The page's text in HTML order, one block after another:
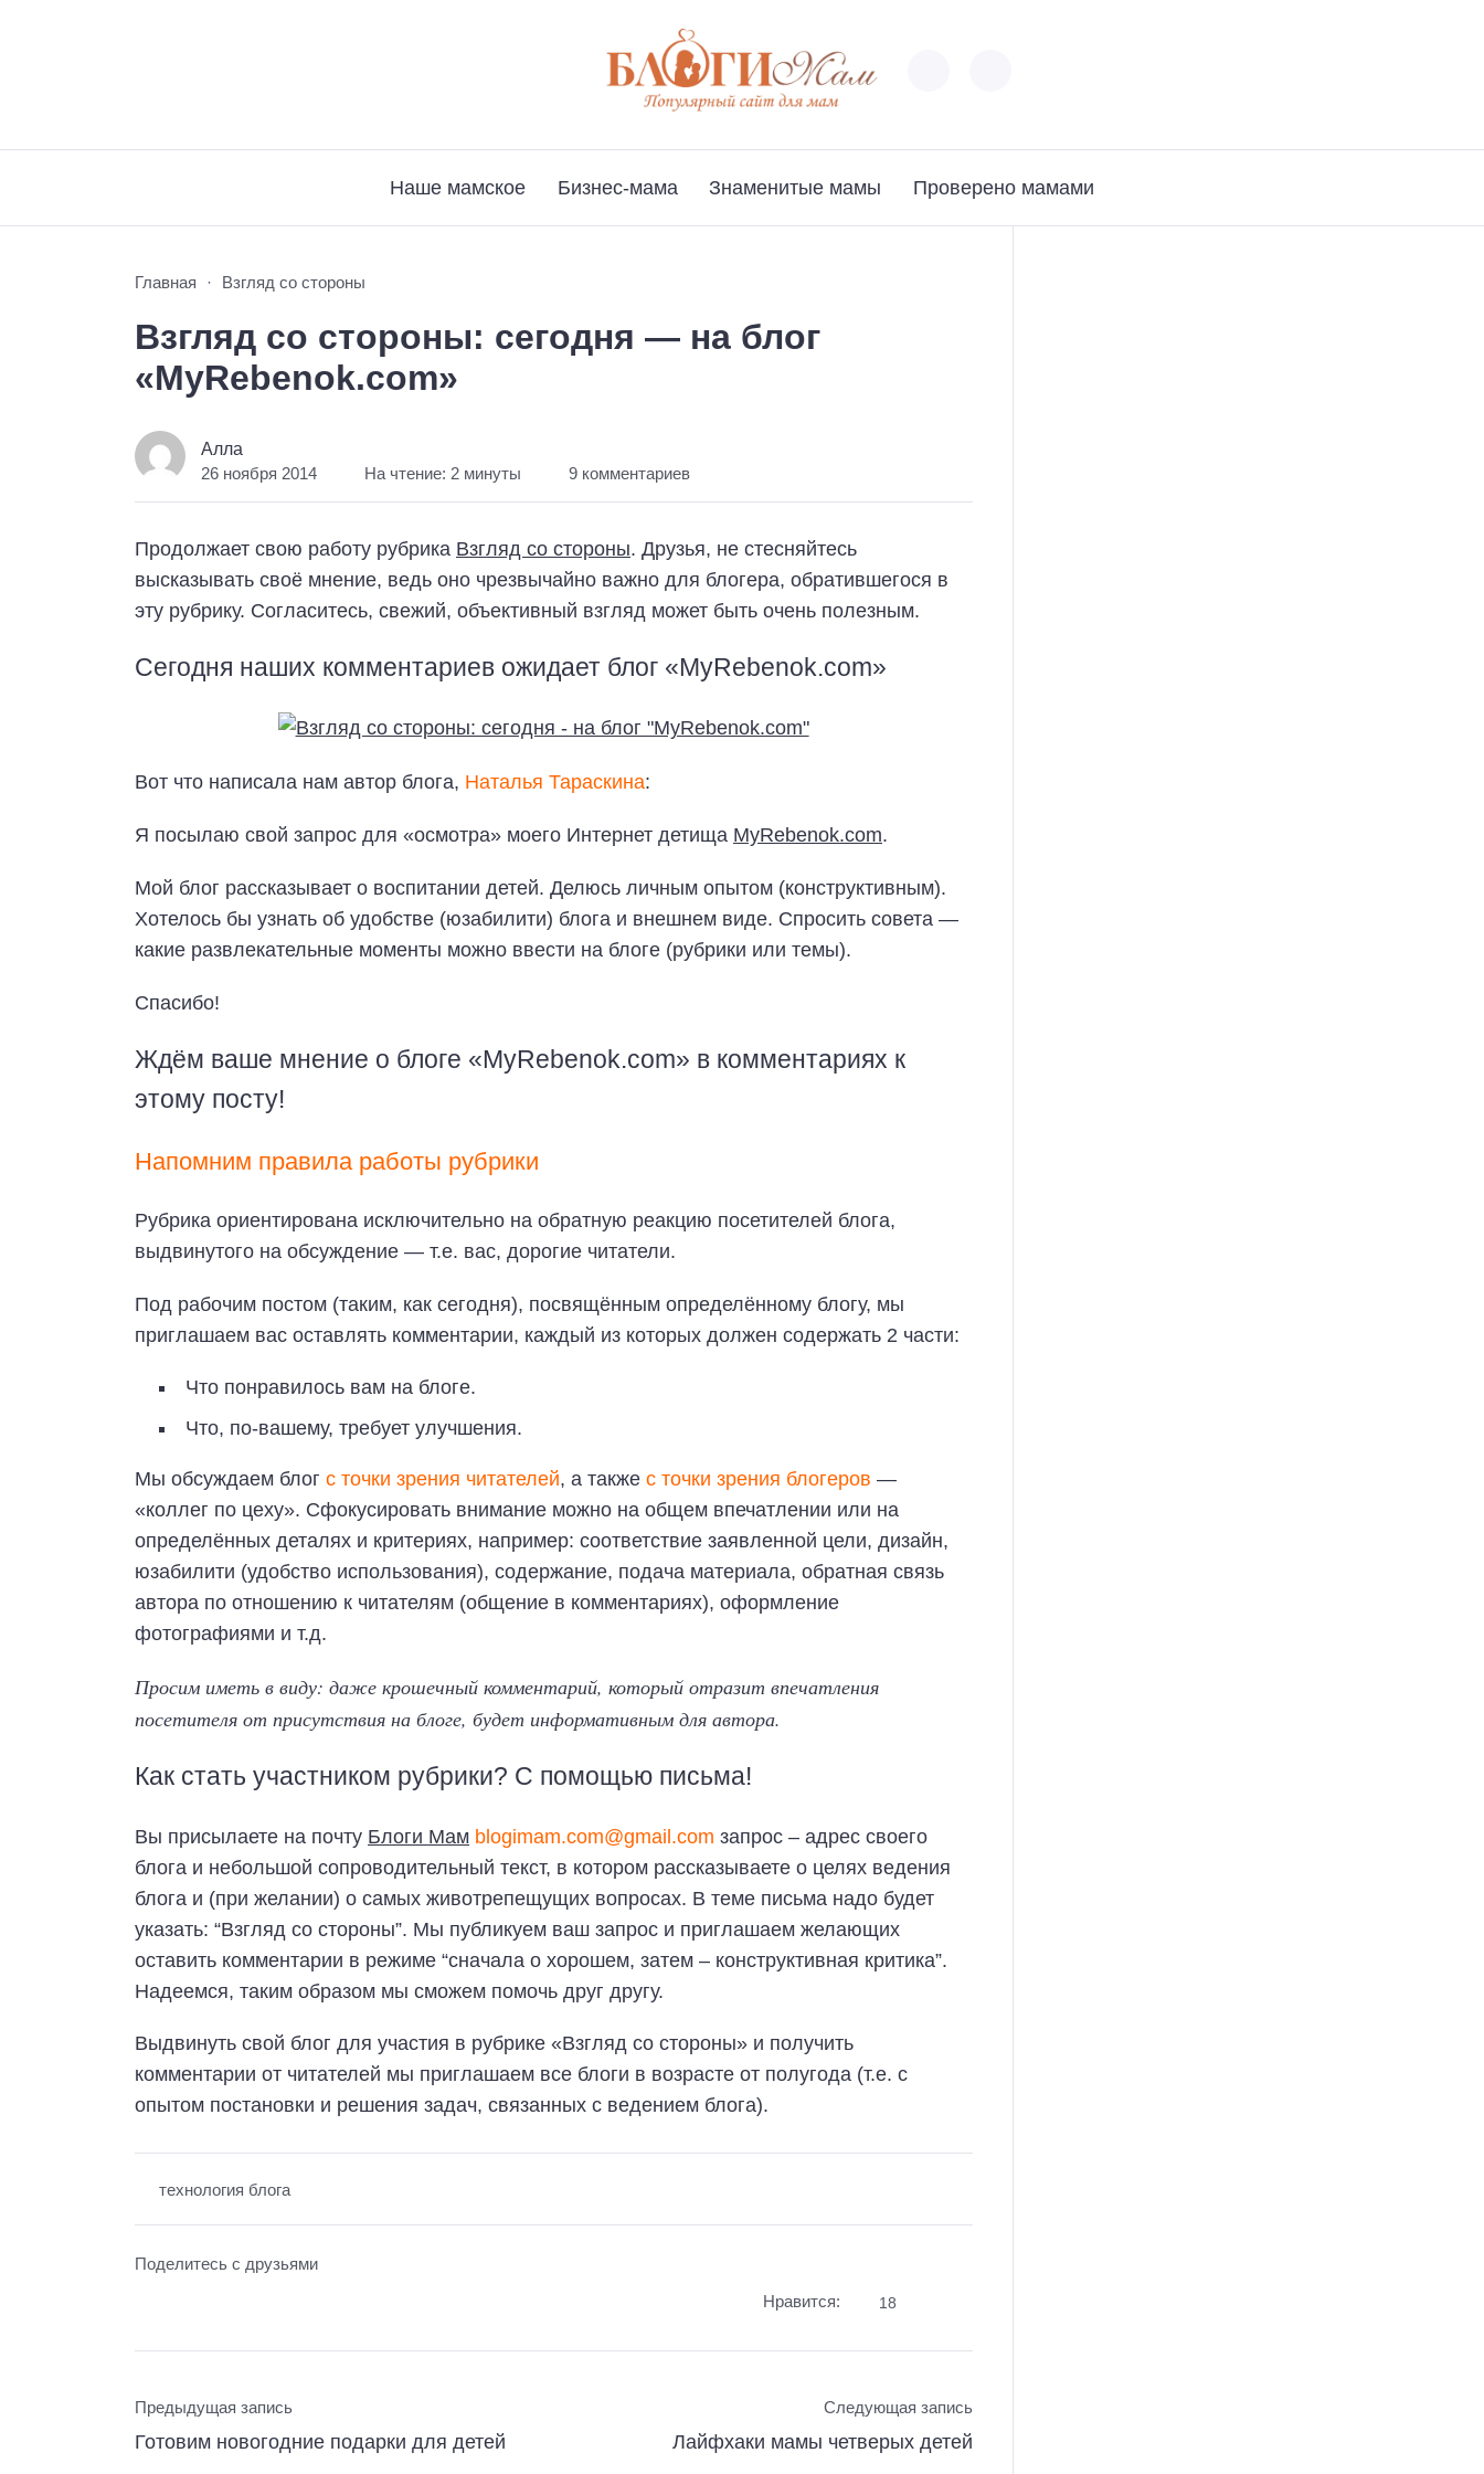
Наше мамское Бизнес-мама Знаменитые мамы Проверено мамами
Главная Взгляд со стороны
Взгляд со стороны: сегодня — на блог
«MyRebenok.com»
Алла
26 ноября 2014 На чтение: 2 минуты 9 комментариев
Продолжает свою работу рубрика Взгляд со стороны. Друзья, не стесняйтесь
высказывать своё мнение, ведь оно чрезвычайно важно для блогера, обратившегося в
эту рубрику. Согласитесь, свежий, объективный взгляд может быть очень полезным.
Сегодня наших комментариев ожидает блог «MyRebenok.com»
Вот что написала нам автор блога, Наталья Тараскина:
Я посылаю свой запрос для «осмотра» моего Интернет детища MyRebenok.com.
Мой блог рассказывает о воспитании детей. Делюсь личным опытом (конструктивным).
Хотелось бы узнать об удобстве (юзабилити) блога и внешнем виде. Спросить совета —
какие развлекательные моменты можно ввести на блоге (рубрики или темы).
Спасибо!
Ждём ваше мнение о блоге «MyRebenok.com» в комментариях к
этому посту!
Напомним правила работы рубрики
Рубрика ориентирована исключительно на обратную реакцию посетителей блога,
выдвинутого на обсуждение — т.е. вас, дорогие читатели.
Под рабочим постом (таким, как сегодня), посвящённым определённому блогу, мы
приглашаем вас оставлять комментарии, каждый из которых должен содержать 2 части:
Что понравилось вам на блоге.
Что, по-вашему, требует улучшения.
Мы обсуждаем блог с точки зрения читателей, а также с точки зрения блогеров —
«коллег по цеху». Сфокусировать внимание можно на общем впечатлении или на
определённых деталях и критериях, например: соответствие заявленной цели, дизайн,
юзабилити (удобство использования), содержание, подача материала, обратная связь
автора по отношению к читателям (общение в комментариях), оформление
фотографиями и т.д.
Просим иметь в виду: даже крошечный комментарий, который отразит впечатления
посетителя от присутствия на блоге, будет информативным для автора.
Как стать участником рубрики? С помощью письма!
Вы присылаете на почту Блоги Мам blogimam.com@gmail.com запрос – адрес своего
блога и небольшой сопроводительный текст, в котором рассказываете о целях ведения
блога и (при желании) о самых животрепещущих вопросах. В теме письма надо будет
указать: “Взгляд со стороны”. Мы публикуем ваш запрос и приглашаем желающих
оставить комментарии в режиме “сначала о хорошем, затем – конструктивная критика”.
Надеемся, таким образом мы сможем помочь друг другу.
Выдвинуть свой блог для участия в рубрике «Взгляд со стороны» и получить
комментарии от читателей мы приглашаем все блоги в возрасте от полугода (т.е. с
опытом постановки и решения задач, связанных с ведением блога).
технология блога
Поделитесь с друзьями
Нравится: 18
Предыдущая запись
Готовим новогодние подарки для детей
Следующая запись
Лайфхаки мамы четверых детей